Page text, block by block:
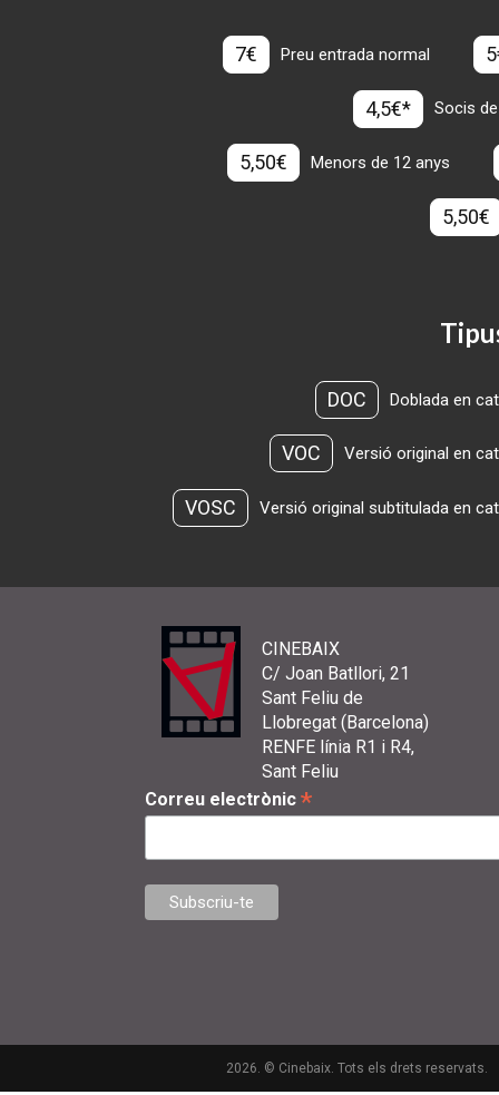
7€ Preu entrada normal
4,5€* Socis
5,50€ Menors de 12 anys
5,50€
DOC Doblada en
VOC Versió original en
VOSC Versió original subtitulada en
CINEBAIX
C/ Joan Batllori, 21
Sant Feliu de
Llobregat (Barcelona)
RENFE línia R1 i R4,
Sant Feliu
Correu electrònic *
2026. © Cinebaix. Tots els drets reservats.